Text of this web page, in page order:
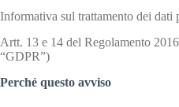
Informativa sul trattamento dei
Artt. 13 e 14 del Regolamento
“GDPR”)
Perché questo avviso